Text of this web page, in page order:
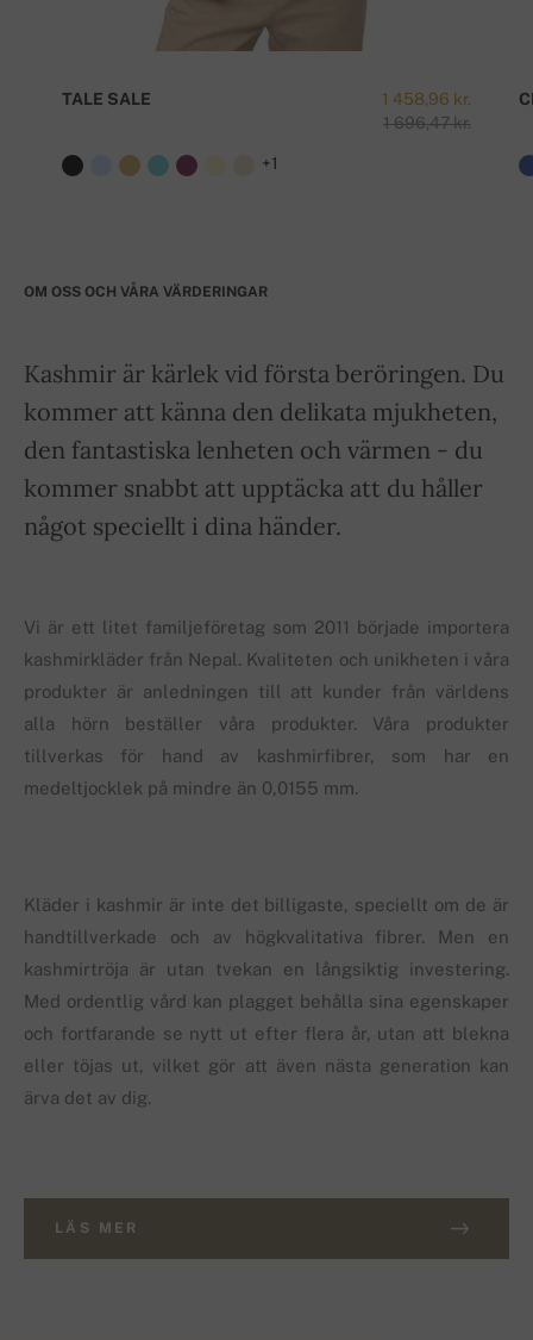
1 458,96 kr.
1 696,47 kr.
TALE SALE
+1
OM OSS OCH VÅRA VÄRDERINGAR
Kashmir är kärlek vid första beröringen. Du
kommer att känna den delikata mjukheten,
den fantastiska lenheten och värmen - du
kommer snabbt att upptäcka att du håller
något speciellt i dina händer.
Vi är ett litet familjeföretag som 2011 började importera
kashmirkläder från Nepal. Kvaliteten och unikheten i våra
produkter är anledningen till att kunder från världens
alla hörn beställer våra produkter. Våra produkter
tillverkas för hand av kashmirfibrer, som har en
medeltjocklek på mindre än 0,0155 mm.
Kläder i kashmir är inte det billigaste, speciellt om de är
handtillverkade och av högkvalitativa fibrer. Men en
kashmirtröja är utan tvekan en långsiktig investering.
Med ordentlig vård kan plagget behålla sina egenskaper
och fortfarande se nytt ut efter flera år, utan att blekna
eller töjas ut, vilket gör att även nästa generation kan
ärva det av dig.
LÄS MER